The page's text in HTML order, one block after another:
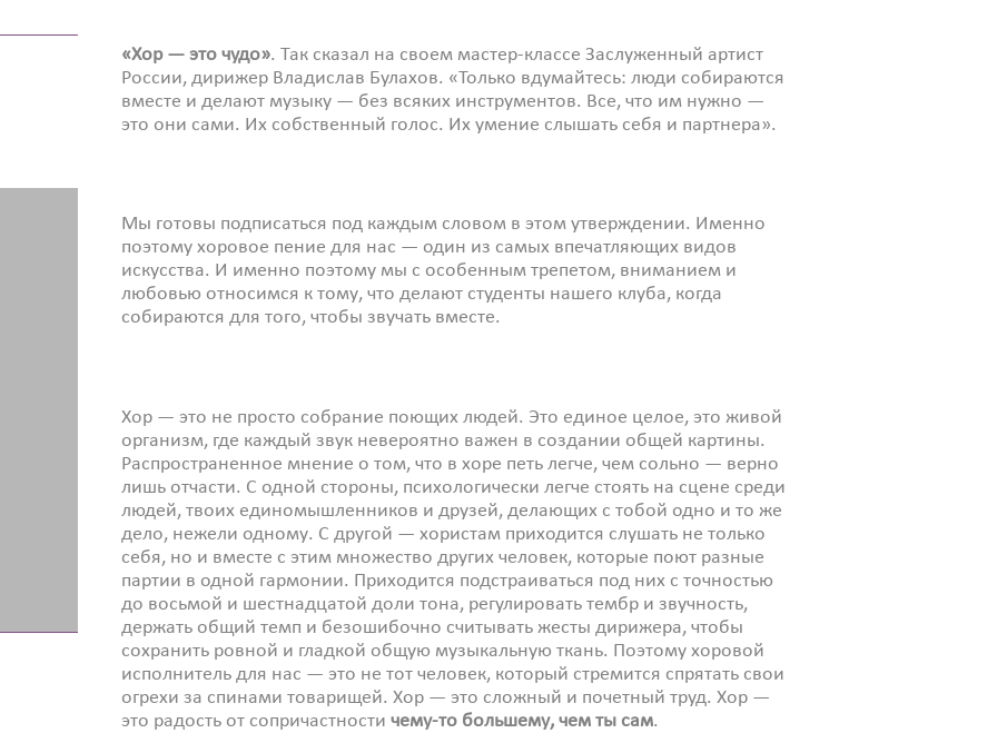
«Хор — это чудо». Так сказал на своем мастер-классе Заслуженный артист
России, дирижер Владислав Булахов. «Только вдумайтесь: люди собираются
вместе и делают музыку — без всяких инструментов. Все, что им нужно —
это они сами. Их собственный голос. Их умение слышать себя и партнера».
Мы готовы подписаться под каждым словом в этом утверждении. Именно
поэтому хоровое пение для нас — один из самых впечатляющих видов
искусства. И именно поэтому мы с особенным трепетом, вниманием и
любовью относимся к тому, что делают студенты нашего клуба, когда
собираются для того, чтобы звучать вместе.
Хор — это не просто собрание поющих людей. Это единое целое, это живой
организм, где каждый звук невероятно важен в создании общей картины.
Распространенное мнение о том, что в хоре петь легче, чем сольно — верно
лишь отчасти. С одной стороны, психологически легче стоять на сцене среди
людей, твоих единомышленников и друзей, делающих с тобой одно и то же
дело, нежели одному. С другой — хористам приходится слушать не только
себя, но и вместе с этим множество других человек, которые поют разные
партии в одной гармонии. Приходится подстраиваться под них с точностью
до восьмой и шестнадцатой доли тона, регулировать тембр и звучность,
держать общий темп и безошибочно считывать жесты дирижера, чтобы
сохранить ровной и гладкой общую музыкальную ткань. Поэтому хоровой
исполнитель для нас — это не тот человек, который стремится спрятать свои
огрехи за спинами товарищей. Хор — это сложный и почетный труд. Хор —
это радость от сопричастностичему-то большему, чем ты сам.